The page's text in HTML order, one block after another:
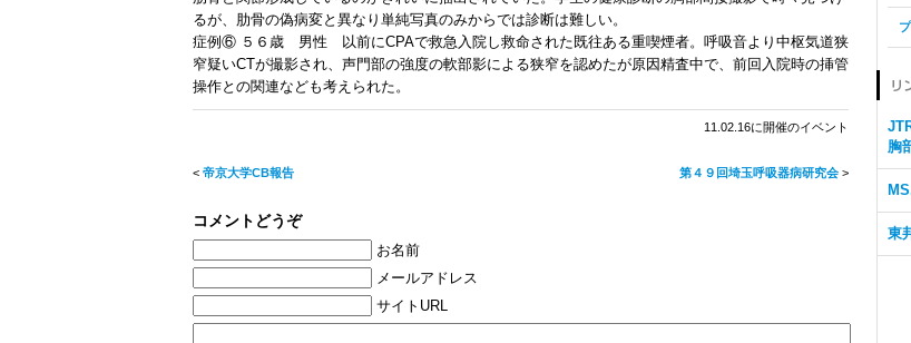
るが、肋骨の偽病変と異なり単純写真のみからでは診断は難しい。
症例⑥ ５６歳 男性 以前にCPAで救急入院し救命された既往ある重喫煙者。呼吸音より中枢気道狭
窄疑いCTが撮影され、声門部の強度の軟部影による狭窄を認めたが原因精査中で、前回入院時の挿管
操作との関連なども考えられた。
11.02.16に開催のイベント
< 帝京大学CB報告 第４９回埼玉呼吸器病研究会 >
コメントどうぞ
お名前
メールアドレス
サイトURL
胸
東